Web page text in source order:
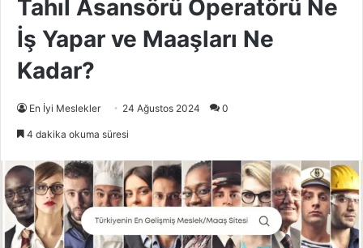
Tahıl Asansörü Operatörü Ne
İş Yapar ve Maaşları Ne
Kadar?
En İyi Meslekler 24 Ağustos 2024 0
4 dakika okuma süresi